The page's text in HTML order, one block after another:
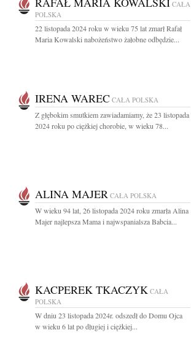
CAŁA
POLSKA
22 listopada 2024 roku w wieku 75 lat zmarł Rafał
Maria Kowalski nabożeństwo żałobne odbędzie...
IRENA WAREC CAŁA POLSKA
Z głębokim smutkiem zawiadamiamy, że 23 listopada
2024 roku po ciężkiej chorobie, w wieku 78...
ALINA MAJER CAŁA POLSKA
W wieku 94 lat, 26 listopada 2024 roku zmarła Alina
Majer najlepsza Mama i najwspanialsza Babcia...
KACPEREK TKACZYK CAŁA
POLSKA
W dniu 23 listopada 2024r. odszedł do Domu Ojca
w wieku 6 lat po długiej i ciężkiej...